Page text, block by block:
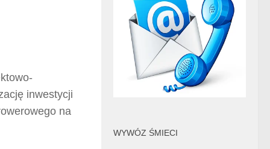
inwestycji
na
WYWÓZ ŚMIECI